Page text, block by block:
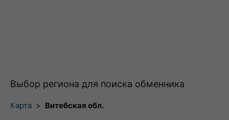
Выбор региона для поиска обменника
Карта > Витебская обл.